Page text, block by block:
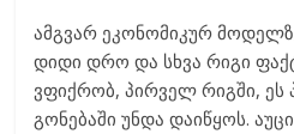
ამგვარ ეკონომიკურ
დიდი დრო და სხვა რიგი
ვფიქრობ, პირველ რიგში, ეს
გონებაში უნდა დაიწყოს.